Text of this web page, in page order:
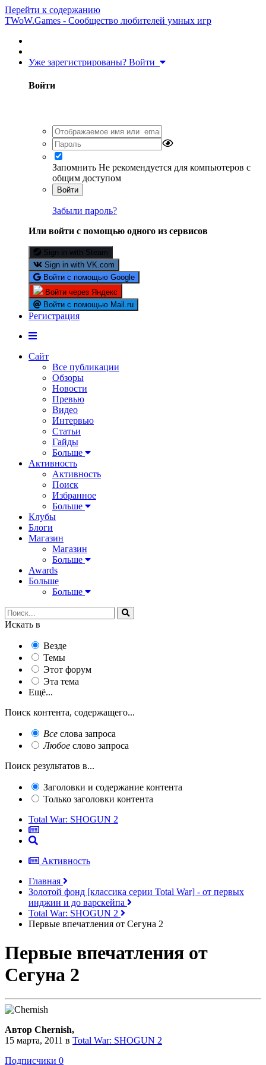
Перейти к содержанию
TWoW.Games - Сообщество любителей умных игр
Уже зарегистрированы? Войти
Войти
Запомнить Не рекомендуется для компьютеров с
общим доступом
Войти
Забыли пароль?
Или войти с помощью одного из сервисов
Sign in with Steam
Sign in with VK.com
Войти с помощью Google
Войти через Яндекс
Войти с помощью Mail.ru
Регистрация
Сайт
Все публикации
Обзоры
Новости
Превью
Видео
Интервью
Статьи
Гайды
Больше
Активность
Активность
Поиск
Избранное
Больше
Клубы
Блоги
Магазин
Магазин
Больше
Awards
Больше
Больше
Искать в
Везде
Темы
Этот форум
Эта тема
Ещё...
Поиск контента, содержащего...
Все слова запроса
Любое слово запроса
Поиск результатов в...
Заголовки и содержание контента
Только заголовки контента
Total War: SHOGUN 2
Активность
Главная
Золотой фонд [классика серии Total War] - от первых
инджин и до варскейпа
Total War: SHOGUN 2
Первые впечатления от Сегуна 2
Первые впечатления от
Сегуна 2
Автор Chernish,
15 марта, 2011 в Total War: SHOGUN 2
Подписчики 0